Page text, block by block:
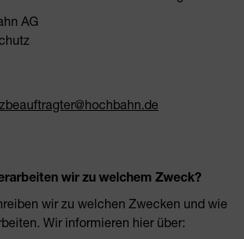
AG
wir zu welchem Zweck?
wir zu welchen Zwecken und wie
Wir informieren hier über: